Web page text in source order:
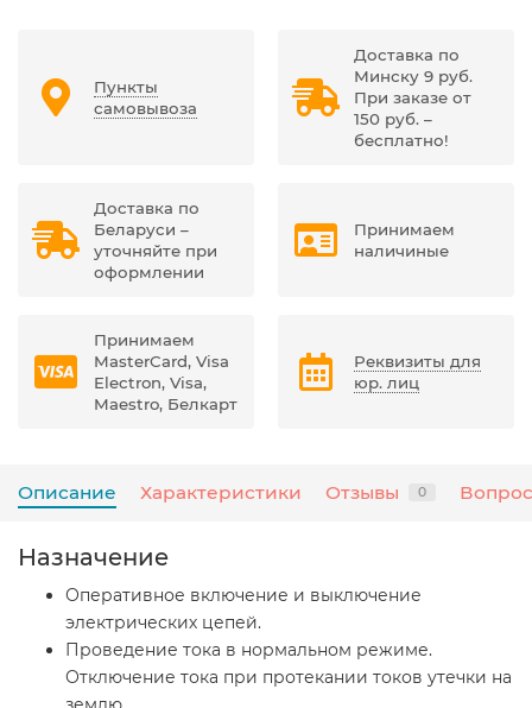
Пункты
самовывоза
Доставка по
Минску 9 руб.
При заказе от
150 руб. –
бесплатно!
Доставка по
Беларуси –
уточняйте при
оформлении
Принимаем
наличиные
Принимаем
MasterCard, Visa
Electron, Visa,
Maestro, Белкарт
Реквизиты для
юр. лиц
Описание Характеристики Отзывы 0
Назначение
Оперативное включение и выключение
электрических цепей.
Проведение тока в нормальном режиме.
Отключение тока при протекании токов утечки на